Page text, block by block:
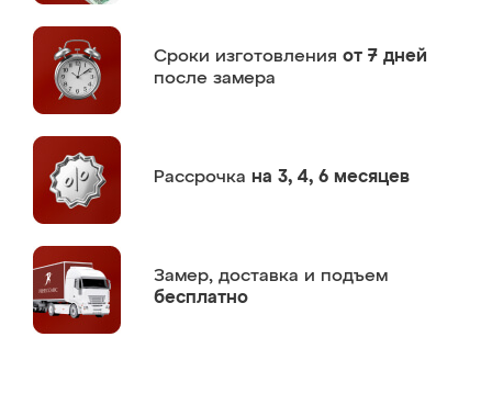
Сроки изготовления от 7 дней
после замера
Рассрочка на 3, 4, 6 месяцев
Замер, доставка и подъем
бесплатно